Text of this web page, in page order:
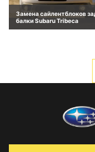
Замена сайлентблоков
балки Subaru Tribeca